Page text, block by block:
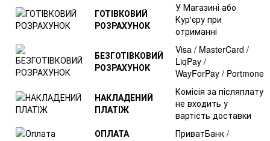
ГОТІВКОВИЙ
РОЗРАХУНОК
У Магазині або
Кур'єру при
отриманні
БЕЗГОТІВКОВИЙ
РОЗРАХУНОК
Visa / MasterCard /
LiqPay /
WayForPay / Portmone
НАКЛАДЕНИЙ
ПЛАТІЖ
Комісія за післяплату
не входить у
вартість доставки
ОПЛАТА
ПриватБанк /